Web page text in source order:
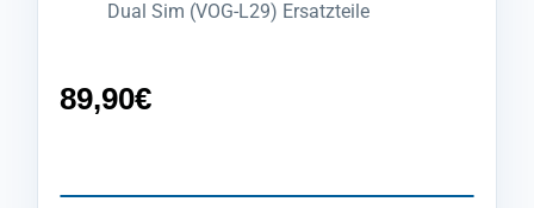
Dual Sim (VOG-L29) Ersatzteile
89,90€